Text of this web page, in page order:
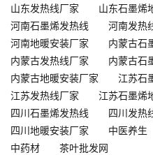
山东发热线厂家
山东石墨烯
河南石墨烯发热线
河南发热
河南地暖安装厂家
内蒙古石
内蒙古发热线厂家
内蒙古石
内蒙古地暖安装厂家
江苏石
江苏发热线厂家
江苏石墨烯
四川石墨烯发热线
四川发热
四川地暖安装厂家
中医养生
中药材
茶叶批发网